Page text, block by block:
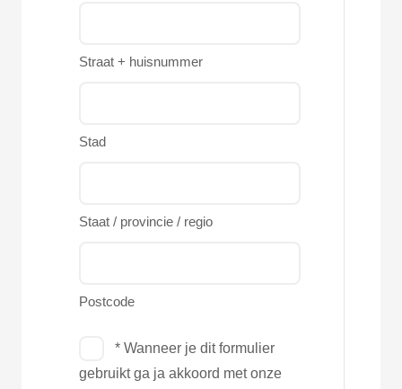
Straat + huisnummer
Stad
Staat / provincie / regio
Postcode
Toestemming
* Wanneer je dit formulier
gebruikt ga ja akkoord met onze